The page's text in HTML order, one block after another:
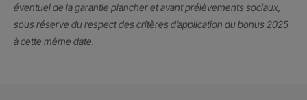
éventuel de la garantie plancher et avant prélèvements sociaux,
sous réserve du respect des critères d’application du bonus 2025
à cette même date.